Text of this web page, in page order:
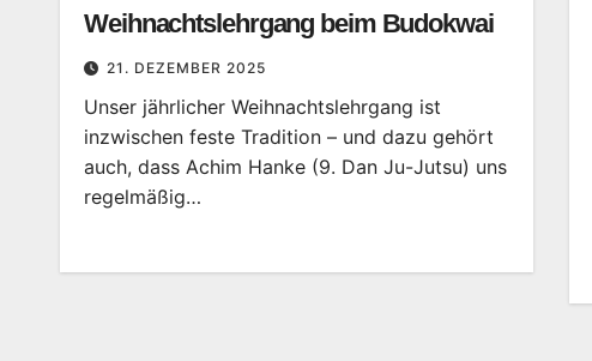
Weihnachtslehrgang beim Budokwai
21. DEZEMBER 2025
Unser jährlicher Weihnachtslehrgang ist
inzwischen feste Tradition – und dazu gehört
auch, dass Achim Hanke (9. Dan Ju-Jutsu) uns
regelmäßig…